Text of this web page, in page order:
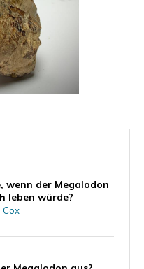
wenn der Megalodon
leben würde?
Cox